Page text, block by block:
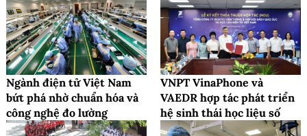
Ngành điện tử Việt Nam
bứt phá nhờ chuẩn hóa và
công nghệ đo lường
VNPT VinaPhone và
VAEDR hợp tác phát triển
hệ sinh thái học liệu số